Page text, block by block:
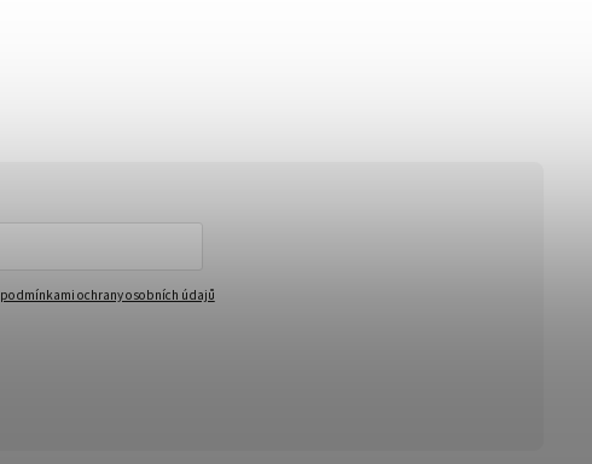
podmínkami ochrany osobních údajů